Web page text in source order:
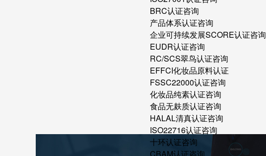
BRC认证咨询
产品体系认证咨询
企业可持续发展SCORE认证咨询
EUDR认证咨询
RC/SCS翠鸟认证咨询
EFFCI化妆品原料认证
FSSC22000认证咨询
化妆品纯素认证咨询
食品无麸质认证咨询
HALAL清真认证咨询
ISO22716认证咨询
十环认证咨询